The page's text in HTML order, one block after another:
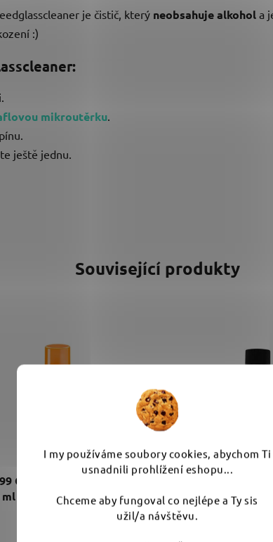
I my používáme soubory cookies, abychom Ti
usnadnili prohlížení eshopu...
Chceme aby fungoval co nejlépe a Ty sis
užil/a návštěvu.
je čistič, který neobsahuje alkohol a
:)
mikroutěrku
ještě jednu.
Související produkty
Glaco Mirror Coat Zero
ml - odpuzovač vody na
Liquid Elements
100 ml -